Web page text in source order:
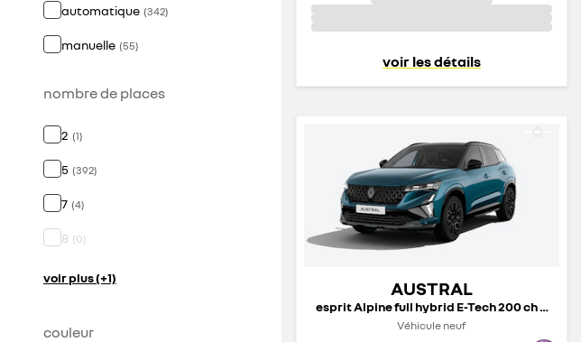
automatique (342)
manuelle (55)
nombre de places
2 (1)
5 (392)
7 (4)
8 (0)
voir plus (+1)
couleur
voir les détails
AUSTRAL
esprit Alpine full hybrid E-Tech 200 ch - 26
Véhicule neuf